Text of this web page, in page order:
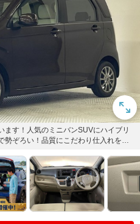
ます！人気のミニバンSUVにハイブリ
ぞろい！品質にこだわり仕入れをし